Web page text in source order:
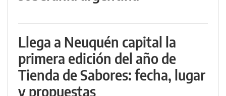
Llega a Neuquén capital la
primera edición del año de
Tienda de Sabores: fecha, lugar
y propuestas